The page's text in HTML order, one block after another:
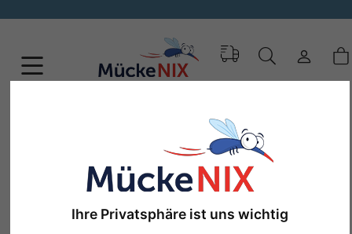
Ihre Privatsphäre ist uns wichtig